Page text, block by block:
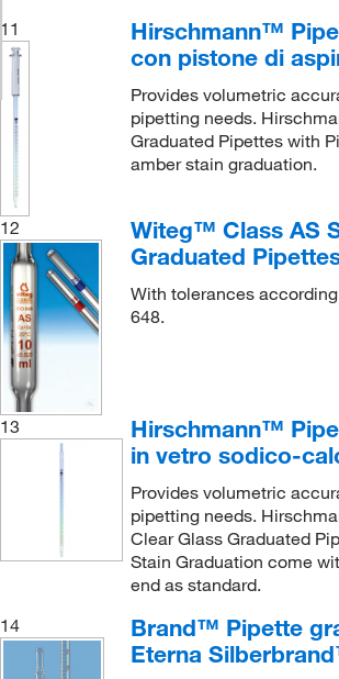
11
Hirschmann™
con pistone di
Provides volumetric
pipetting needs.
Graduated Pipettes with
amber stain graduation.
12
Witeg™ Class AS
Graduated
With tolerances
648.
13
Hirschmann™
in vetro sodico-
Provides volumetric
pipetting needs.
Clear Glass Graduated
Stain Graduation come
end as standard.
14
Brand™ Pipette
Eterna